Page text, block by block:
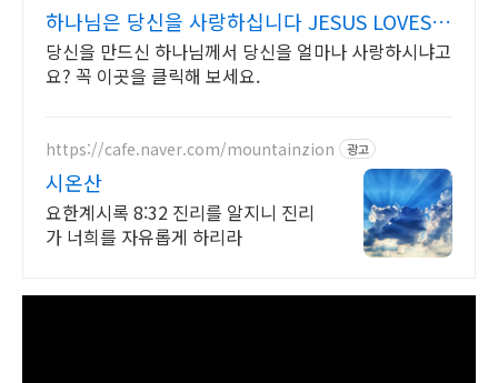
하나님은 당신을 사랑하십니다 JESUS LOVES
YOU
당신을 만드신 하나님께서 당신을 얼마나 사랑하시냐고
요? 꼭 이곳을 클릭해 보세요.
https://cafe.naver.com/mountainzion 광고
시온산
요한계시록 8:32 진리를 알지니 진리
가 너희를 자유롭게 하리라